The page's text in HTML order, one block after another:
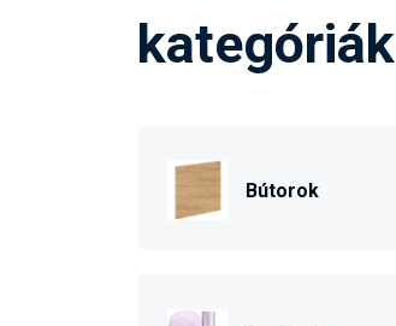
kategóriák
Bútorok